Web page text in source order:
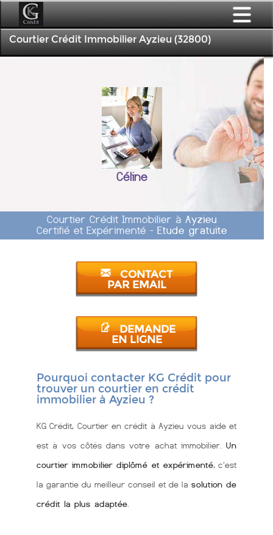
Courtier Crédit Immobilier Ayzieu (32800)
Céline
Courtier Crédit Immobilier à Ayzieu
Certifié et Expérimenté - Etude gratuite
CONTACT
PAR EMAIL
DEMANDE
EN LIGNE
Pourquoi contacter KG Crédit pour
trouver un courtier en crédit
immobilier à Ayzieu ?
KG Crédit, Courtier en crédit à Ayzieu vous aide et
est à vos côtés dans votre achat immobilier. Un
courtier immobilier diplômé et expérimenté, c'est
la garantie du meilleur conseil et de la solution de
crédit la plus adaptée